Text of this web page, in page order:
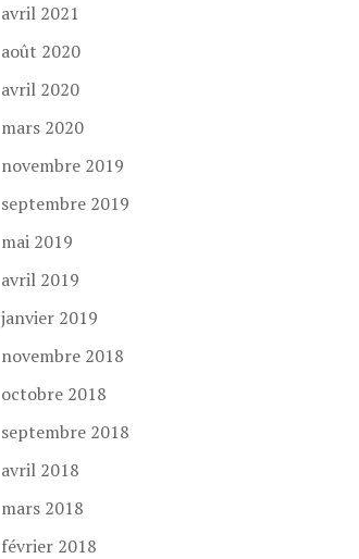
avril 2021
août 2020
avril 2020
mars 2020
novembre 2019
septembre 2019
mai 2019
avril 2019
janvier 2019
novembre 2018
octobre 2018
septembre 2018
avril 2018
mars 2018
février 2018